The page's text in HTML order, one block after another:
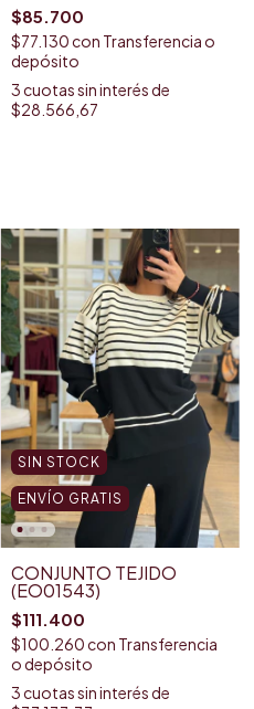
$85.700
$77.130con Transferencia o
depósito
3cuotas sin interés de
$28.566,67
SIN STOCK
ENVÍO GRATIS
CONJUNTO TEJIDO
(EO01543)
$111.400
$100.260con Transferencia
o depósito
3cuotas sin interés de